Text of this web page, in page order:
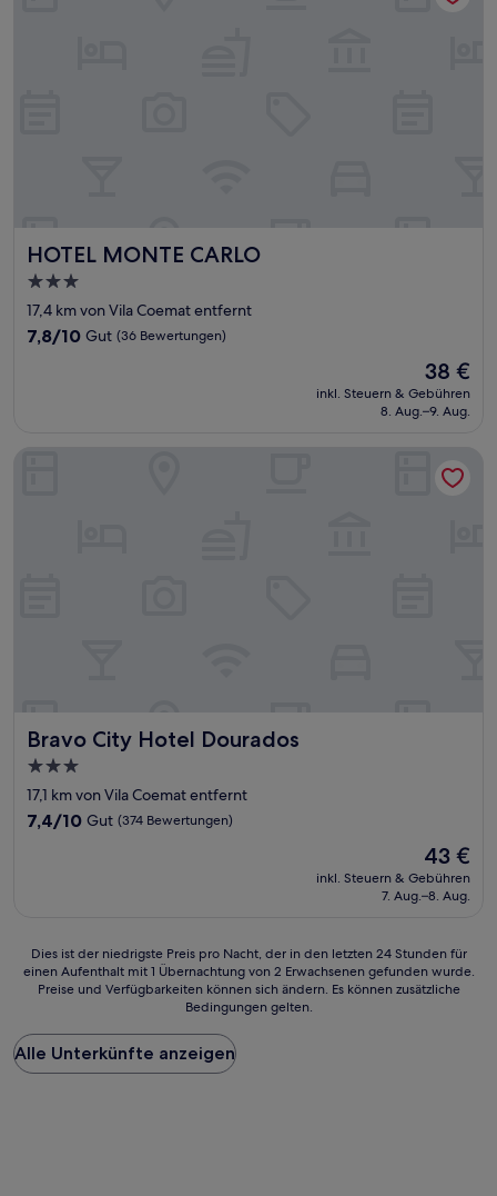
HOTEL MONTE CARLO
HOTEL MONTE CARLO
3.0-
Sterne-
Unterkunft
17,4 km von Vila Coemat entfernt
7.8
7,8/10 Gut (36 Bewertungen)
Der
Preis
beträgt
38 €
inkl. Steuern & Gebühren
8. Aug.–9. Aug.
Bravo City Hotel Dourados
Bravo City Hotel Dourados
3.0-
Sterne-
Unterkunft
17,1 km von Vila Coemat entfernt
7.4
7,4/10 Gut (374 Bewertungen)
Der
Preis
beträgt
43 €
inkl. Steuern & Gebühren
7. Aug.–8. Aug.
Dies
ist
Preis
pro
Nacht,
Dies ist der niedrigste Preis pro Nacht, der in den letzten 24 Stunden für
einen Aufenthalt mit 1 Übernachtung von 2 Erwachsenen gefunden wurde.
Preise und Verfügbarkeiten können sich ändern. Es können zusätzliche
Bedingungen gelten.
Alle Unterkünfte anzeigen